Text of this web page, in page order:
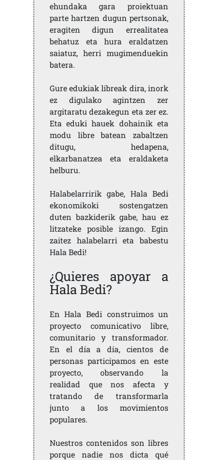
ehundaka gara proiektuan
parte hartzen dugun pertsonak,
eragiten digun errealitatea
behatuz eta hura eraldatzen
saiatuz, herri mugimenduekin
batera.
Gure edukiak libreak dira, inork
ez digulako agintzen zer
argitaratu dezakegun eta zer ez.
Eta eduki hauek dohainik eta
modu libre batean zabaltzen
ditugu, hedapena,
elkarbanatzea eta eraldaketa
helburu.
Halabelarririk gabe, Hala Bedi
ekonomikoki sostengatzen
duten bazkiderik gabe, hau ez
litzateke posible izango. Egin
zaitez halabelarri eta babestu
Hala Bedi!
¿Quieres apoyar a
Hala Bedi?
En Hala Bedi construimos un
proyecto comunicativo libre,
comunitario y transformador.
En el día a día, cientos de
personas participamos en este
proyecto, observando la
realidad que nos afecta y
tratando de transformarla
junto a los movimientos
populares.
Nuestros contenidos son libres
porque nadie nos dicta qué